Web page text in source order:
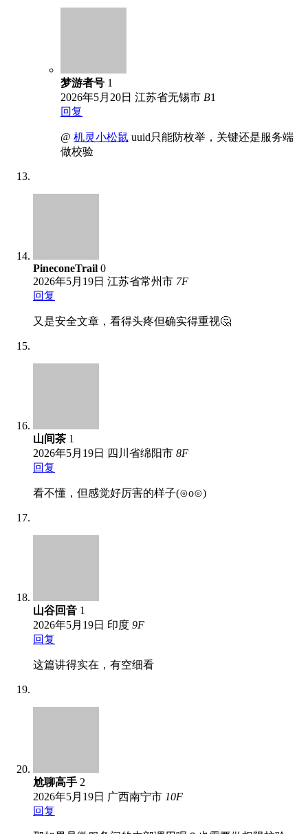
梦游者号 1
2026年5月20日 江苏省无锡市 B1
回复
@ 机灵小松鼠 uuid只能防枚举，关键还是服务端
做校验
PineconeTrail 0
2026年5月19日 江苏省常州市 7F
回复
又是安全文章，看得头疼但确实得重视🤔
山间茶 1
2026年5月19日
四川省绵阳市 8F
回复
看不懂，但感觉好厉害的样子(⊙o⊙)
山谷回音 1
2026年5月19日 印度 9F
回复
这篇讲得实在，有空细看
尬聊高手 2
2026年5月19日 广西南宁市 10F
回复